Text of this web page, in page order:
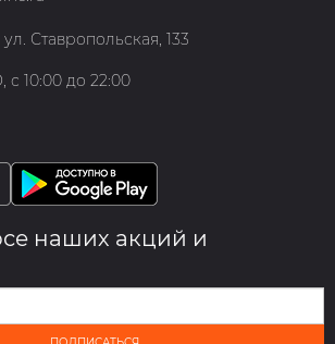
Ставропольская, 133
10:00 до 22:00
наших акций и